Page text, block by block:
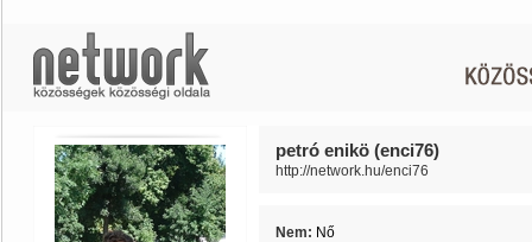
petró enikö (enci76)
http://network.hu/enci76
Nem: Nő